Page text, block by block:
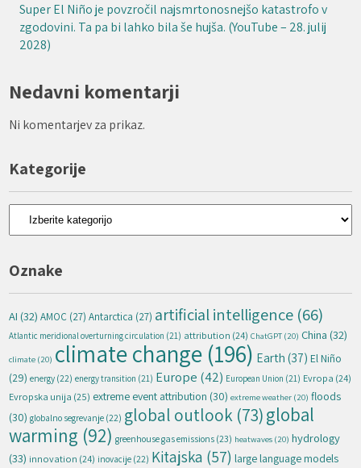
Super El Niño je povzročil najsmrtonosnejšo katastrofo v
zgodovini. Ta pa bi lahko bila še hujša. (YouTube – 28. julij
2028)
Nedavni komentarji
Ni komentarjev za prikaz.
Kategorije
Kategorije
Oznake
AI (32) AMOC (27) Antarctica (27) artificial intelligence (66)
Atlantic meridional overturning circulation (21) attribution (24) ChatGPT (20) China (32)
climate (20) climate change (196) Earth (37) El Niño
(29) energy (22) energy transition (21) Europe (42) European Union (21) Evropa (24)
Evropska unija (25) extreme event attribution (30) extreme weather (20) floods
(30) globalno segrevanje (22) global outlook (73)global
warming (92) greenhouse gas emissions (23) heatwaves (20) hydrology
(33) innovation (24) inovacije (22) Kitajska (57) large language models